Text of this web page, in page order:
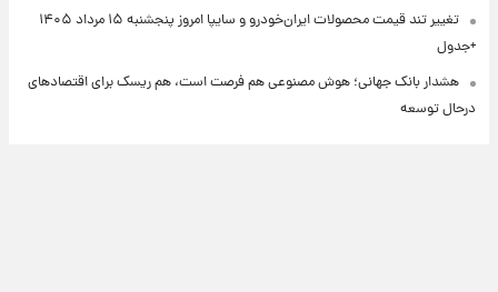
تغییر تند قیمت محصولات ایران‌خودرو و سایپا امروز پنجشنبه ۱۵ مرداد ۱۴۰۵
+جدول
هشدار بانک جهانی؛ هوش مصنوعی هم فرصت است، هم ریسک برای اقتصادهای
درحال توسعه